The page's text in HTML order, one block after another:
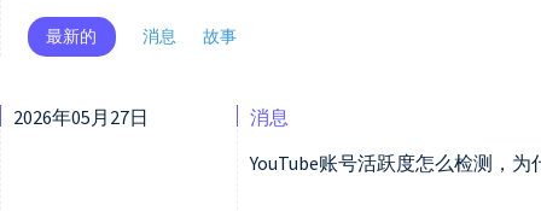
最新的 消息 故事
2026年05月27日
消息
YouTube账号活跃度怎么检测，